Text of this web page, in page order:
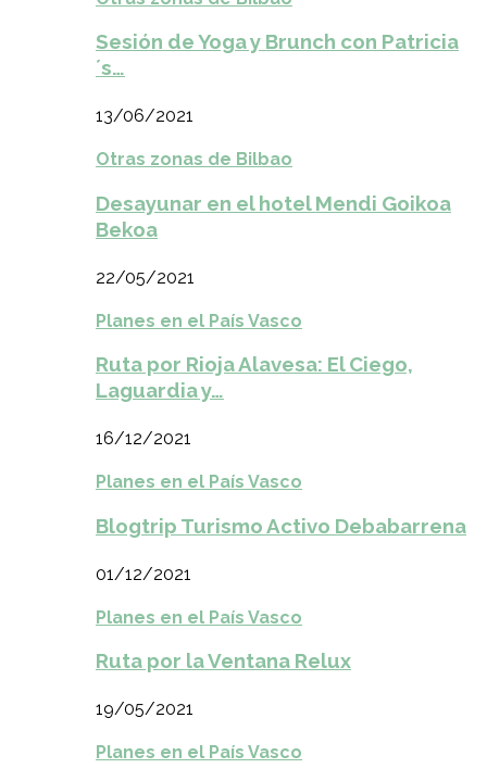
Sesión de Yoga y Brunch con Patricia
´s…
13/06/2021
Otras zonas de Bilbao
Desayunar en el hotel Mendi Goikoa
Bekoa
22/05/2021
Planes en el País Vasco
Ruta por Rioja Alavesa: El Ciego,
Laguardia y…
16/12/2021
Planes en el País Vasco
Blogtrip Turismo Activo Debabarrena
01/12/2021
Planes en el País Vasco
Ruta por la Ventana Relux
19/05/2021
Planes en el País Vasco